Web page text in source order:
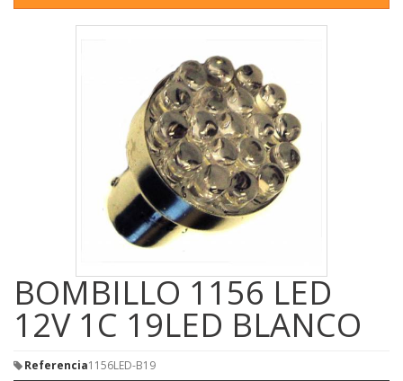
BOMBILLO 1156 LED
12V 1C 19LED BLANCO
Referencia1156LED-B19